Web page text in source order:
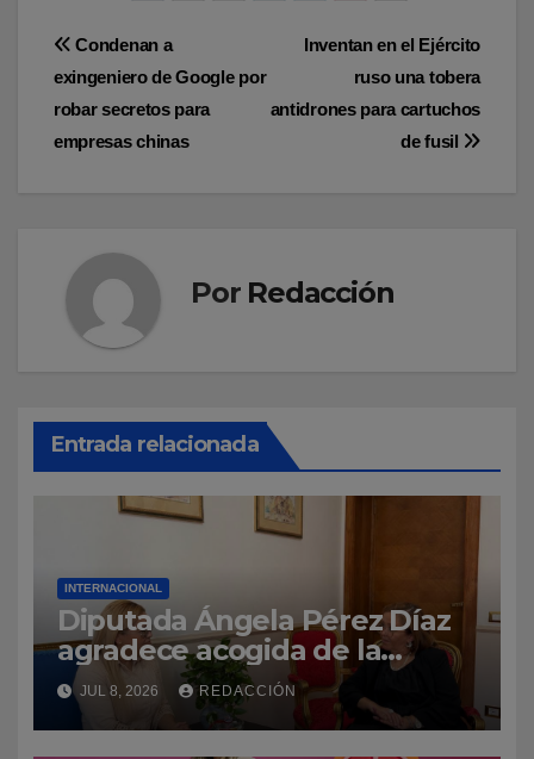
Navegación
de
entradas
Inventan en el Ejército
ruso una tobera
antidrones para cartuchos
de fusil
Condenan a
exingeniero de Google por
robar secretos para
empresas chinas
Por Redacción
Entrada relacionada
INTERNACIONAL
Diputada Ángela Pérez Díaz
agradece acogida de la
Embajada Dominicana ante la
Santa Sede durante visita
oficial a Roma
JUL 8, 2026 REDACCIÓN